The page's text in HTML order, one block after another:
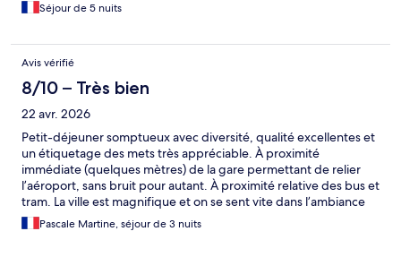
Séjour de 5 nuits
Avis vérifié
8/10 – Très bien
22 avr. 2026
Petit-déjeuner somptueux avec diversité, qualité excellentes et
un étiquetage des mets très appréciable. À proximité
immédiate (quelques mètres) de la gare permettant de relier
l’aéroport, sans bruit pour autant. À proximité relative des bus et
tram. La ville est magnifique et on se sent vite dans l’ambiance
en marchant. Quelques restaurants sympas (et des fast-foods)
près de l’hôtel La chambre sans fenêtre est un concept que la
Pascale Martine, séjour de 3 nuits